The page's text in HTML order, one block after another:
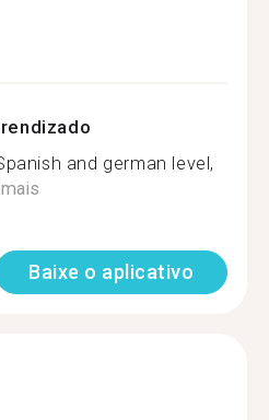
and german level,
Baixe o aplicativo